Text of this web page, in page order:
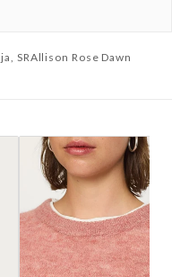
SRAllison Rose Dawn